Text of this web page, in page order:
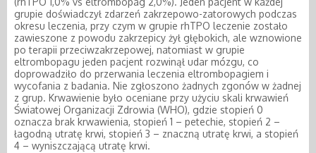
grupie doświadczył zdarzeń zakrzepowo-zatorowych podczas
okresu leczenia, przy czym w grupie rhTPO leczenie zostało
zawieszone z powodu zakrzepicy żył głębokich, ale wznowione
po terapii przeciwzakrzepowej, natomiast w grupie
eltrombopagu jeden pacjent rozwinął udar mózgu, co
doprowadziło do przerwania leczenia eltrombopagiem i
wycofania z badania. Nie zgłoszono żadnych zgonów w żadnej
z grup. Krwawienie było oceniane przy użyciu skali krwawień
Światowej Organizacji Zdrowia (WHO), gdzie stopień 0
oznacza brak krwawienia, stopień 1 – petechie, stopień 2 –
łagodną utratę krwi, stopień 3 – znaczną utratę krwi, a stopień
4 – wyniszczającą utratę krwi.